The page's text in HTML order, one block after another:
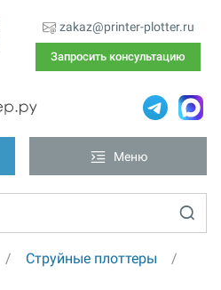
zakaz@printer-plotter.ru
Запросить консультацию
Меню
Струйные плоттеры